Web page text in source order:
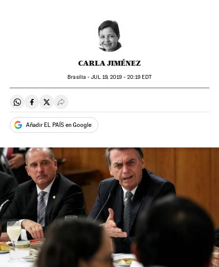
CARLA JIMÉNEZ
Brasília -JUL19, 2019 - 20:19 EDT
Compartir en Whatsapp
Compartir en Facebook
Compartir en Twitter
Desplegar Redes Sociales
Añadir EL PAÍS en Google